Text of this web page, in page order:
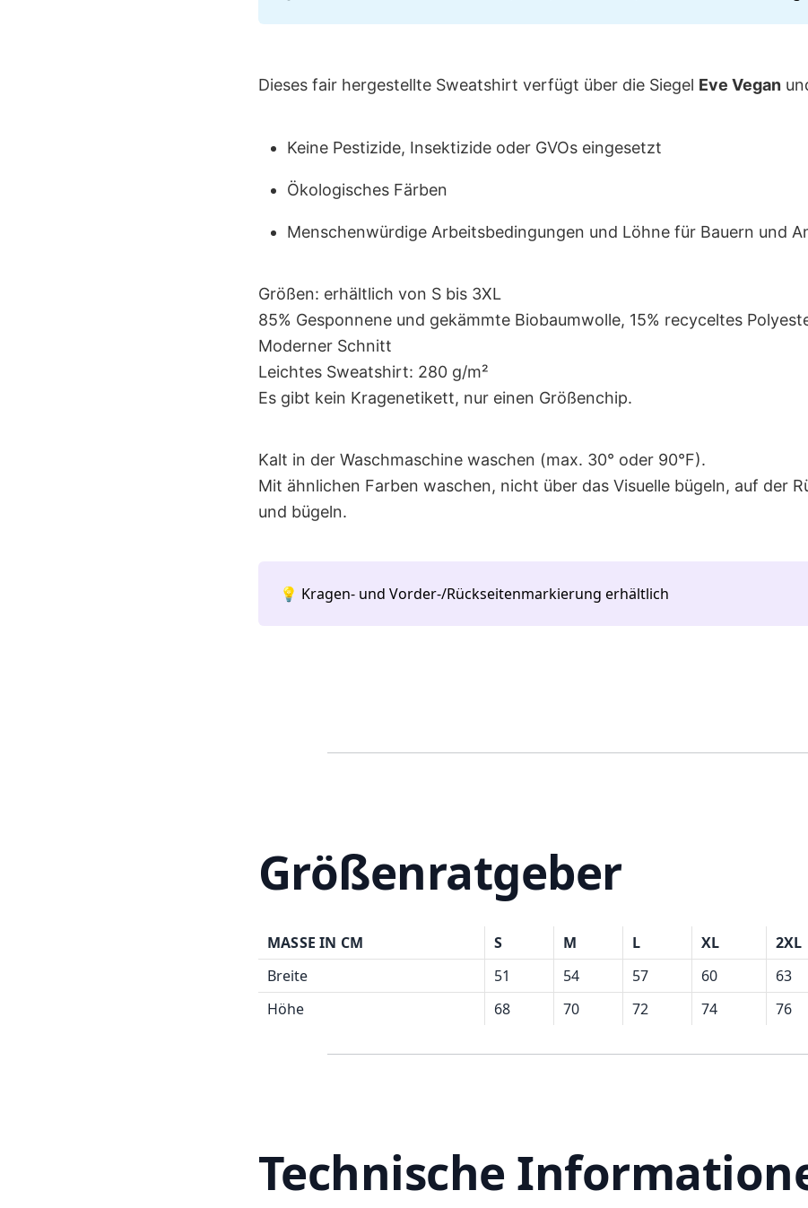
Dieses fair hergestellte Sweatshirt verfügt über die Siegel Eve Vegan
Keine Pestizide, Insektizide oder GVOs eingesetzt
Ökologisches Färben
Menschenwürdige Arbeitsbedingungen und Löhne für Bauern und
Größen: erhältlich von S bis 3XL
85% Gesponnene und gekämmte Biobaumwolle, 15% recyceltes
Moderner Schnitt
Leichtes Sweatshirt: 280 g/m²
Es gibt kein Kragenetikett, nur einen Größenchip.
Kalt in der Waschmaschine waschen (max. 30° oder 90°F).
Mit ähnlichen Farben waschen, nicht über das Visuelle bügeln, auf der
und bügeln.
💡 Kragen- und Vorder-/Rückseitenmarkierung erhältlich
Größenratgeber
MASSE IN CM S M L XL 2XL
Breite
51 54 57 60 63
Höhe
68 70 72 74 76
Technische